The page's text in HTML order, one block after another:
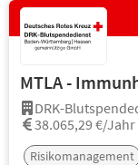
MTLA -
DRK-
38.065,29 €/
Risikomanagement